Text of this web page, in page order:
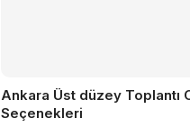
Ankara Üst düzey Toplantı
Seçenekleri